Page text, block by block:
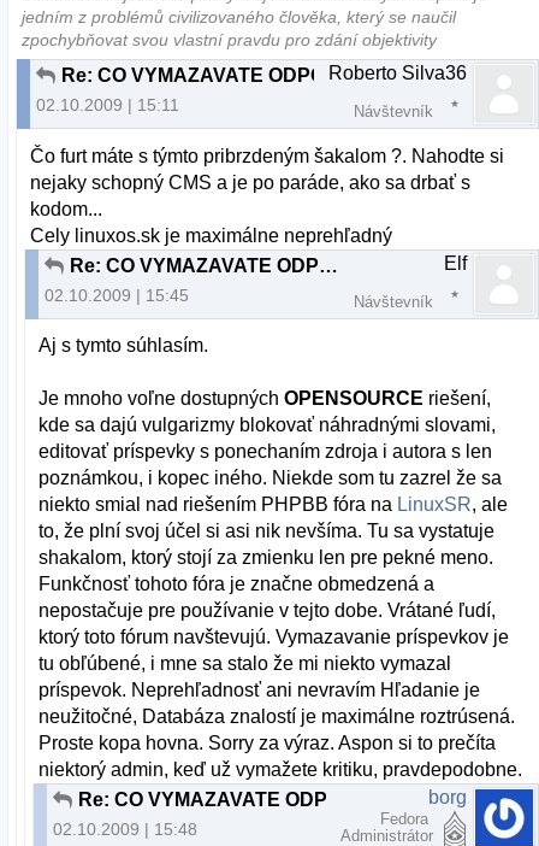
jedním z problémů civilizovaného člověka, který se naučil
zpochybňovat svou vlastní pravdu pro zdání objektivity
Re: CO VYMAZAVATE ODPOVEDE TY DEBILNY ADMIN ???
02.10.2009 | 15:11
Roberto Silva36
Návštevník
Čo furt máte s týmto pribrzdeným šakalom ?. Nahodte si
nejaky schopný CMS a je po paráde, ako sa drbať s
kodom...
Cely linuxos.sk je maximálne neprehľadný
Re: CO VYMAZAVATE ODPOVEDE TY DEBILNY ADMIN ???
02.10.2009 | 15:45
Elf
Návštevník
Aj s tymto súhlasím.
Je mnoho voľne dostupnýchOPENSOURCE riešení,
kde sa dajú vulgarizmy blokovať náhradnými slovami,
editovať príspevky s ponechaním zdroja i autora s len
poznámkou, i kopec iného. Niekde som tu zazrel že sa
niekto smial nad riešením PHPBB fóra na LinuxSR, ale
to, že plní svoj účel si asi nik nevšíma. Tu sa vystatuje
shakalom, ktorý stojí za zmienku len pre pekné meno.
Funkčnosť tohoto fóra je značne obmedzená a
nepostačuje pre používanie v tejto dobe. Vrátané ľudí,
ktorý toto fórum navštevujú. Vymazavanie príspevkov je
tu obľúbené, i mne sa stalo že mi niekto vymazal
príspevok. Neprehľadnosť ani nevravím Hľadanie je
neužitočné, Databáza znalostí je maximálne roztrúsená.
Proste kopa hovna. Sorry za výraz. Aspon si to prečíta
niektorý admin, keď už vymažete kritiku, pravdepodobne.
02.10.2009 | 15:48
borg
Fedora
Administrátor